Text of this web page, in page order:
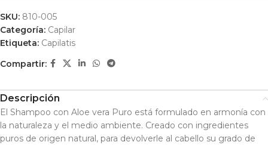
SKU: 810-005
Categoría: Capilar
Etiqueta: Capilatis
Compartir:
Descripción
El Shampoo con Aloe vera Puro está formulado en armonía con
la naturaleza y el medio ambiente. Creado con ingredientes
puros de origen natural, para devolverle al cabello su grado de